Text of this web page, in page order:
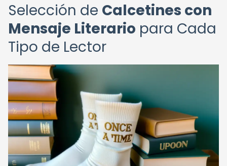
Selección de Calcetines con
Mensaje Literario para Cada
Tipo de Lector